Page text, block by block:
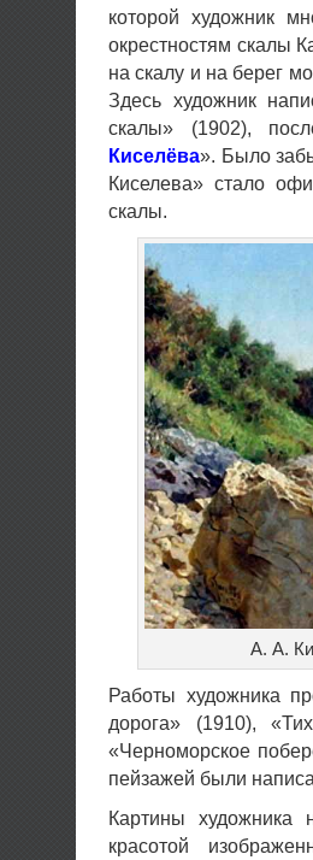
которой художник
окрестностям скалы
на скалу и на берег
Здесь художник
скалы» (1902),
Киселёва». Было
Киселева» стало
скалы.
А. А.
Работы художника
дорога» (1910),
«Черноморское
пейзажей были
Картины художника
красотой